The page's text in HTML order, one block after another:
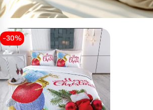
-30%